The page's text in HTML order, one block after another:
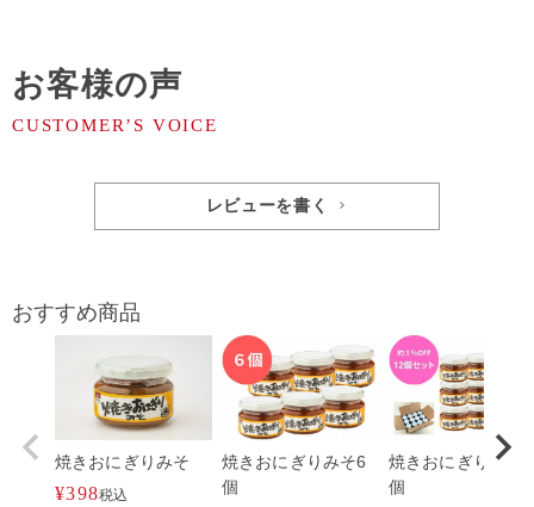
お客様の声
レビューを書く
おすすめ商品
焼きおにぎりみそ
¥398税込
焼きおにぎりみそ6
個
焼きおにぎりみそ
個